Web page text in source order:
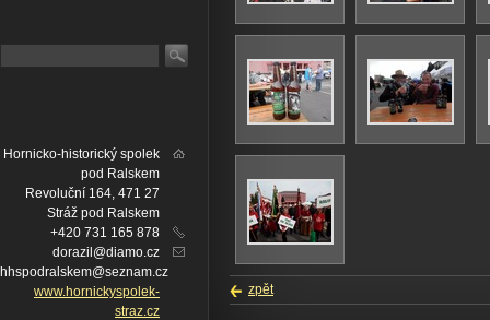
zpět
Hornicko-historický spolek
pod Ralskem
Revoluční 164, 471 27
Stráž pod Ralskem
+420 731 165 878
dorazil@diamo.cz
hhspodralskem@seznam.cz
www.hornickyspolek-
straz.cz